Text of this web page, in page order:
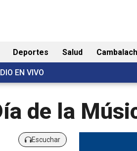
Deportes Salud
EN VIVO
de la
Escuchar